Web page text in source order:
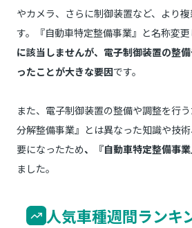
やカメラ、さらに制御装置など、より
す。『自動車特定整備事業』と名称変更
に該当しませんが、電子制御装置の整
ったことが大きな要因です。
また、電子制御装置の整備や調整を行
分解整備事業』とは異なった知識や技
要になったため、『自動車特定整備事
ました。